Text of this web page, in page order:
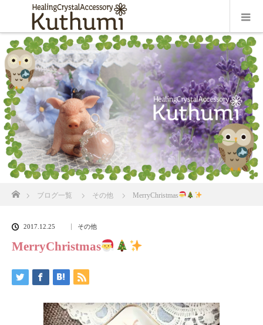
ブログ一覧 その他 MerryChristmas
2017.12.25 その他
MerryChristmas